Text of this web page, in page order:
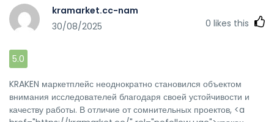
kramarket.cc-nam
30/08/2025
0 likes this
5.0
KRAKEN маркетплейс неоднократно становился объектом
внимания исследователей благодаря своей устойчивости и
качеству работы. В отличие от сомнительных проектов, <a